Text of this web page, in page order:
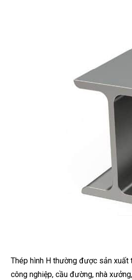
Thép hình H thường được sản xuất
công nghiệp, cầu đường, nhà